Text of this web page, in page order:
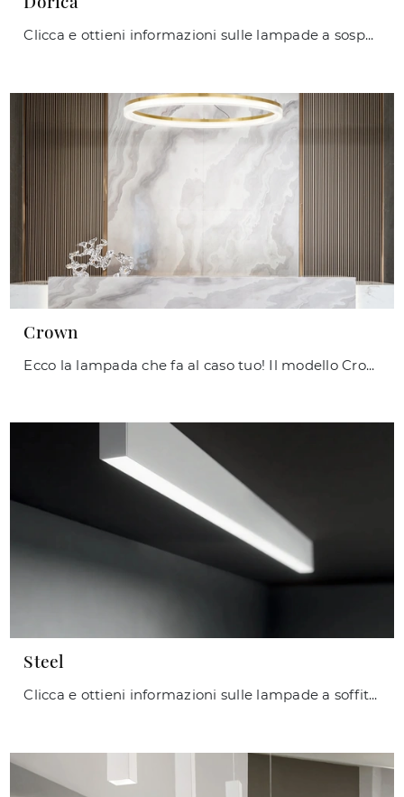
Clicca e ottieni informazioni sulle lampade a sospensione di Ideal Lux: il modello Dorica in policarbonato ti sta aspettando!
Crown
Ecco la lampada che fa al caso tuo! Il modello Crown è una delle nostre lampade a sospensione di Ideal Lux.
Steel
Clicca e ottieni informazioni sulle lampade a soffitto di Ideal Lux: il modello Steel in metallo ti sta aspettando!